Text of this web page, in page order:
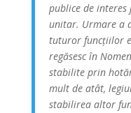
publice de interes
unitar. Urmare a
tuturor funcțiilor
regăsesc în
stabilite prin
mult de atât,
stabilirea altor